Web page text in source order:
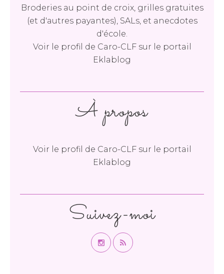
Broderies au point de croix, grilles gratuites
(et d'autres payantes), SALs, et anecdotes
d'école.
Voir le profil de Caro-CLFsur le portail
Eklablog
Suivez-moi
À propos
Voir le profil de Caro-CLFsur le portail
Eklablog